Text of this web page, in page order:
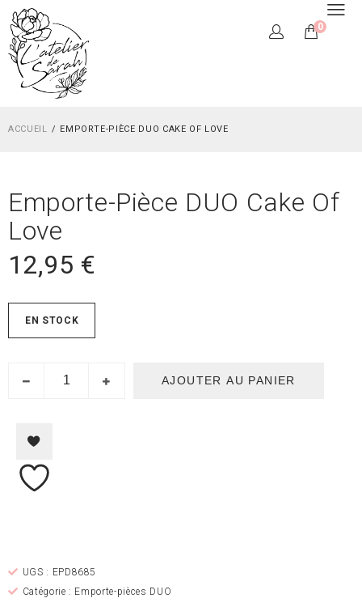
0
ACCUEIL EMPORTE-PIÈCE DUO CAKE OF LOVE
Emporte-Pièce DUO Cake Of
Love
12,95 €
EN STOCK
AJOUTER AU PANIER
UGS : EPD8685
Catégorie : Emporte-pièces DUO